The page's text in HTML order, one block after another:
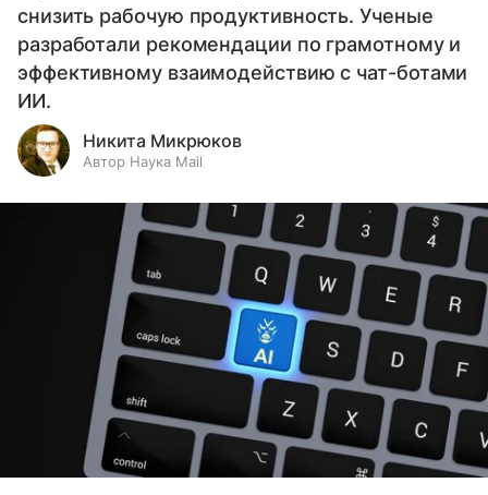
снизить рабочую продуктивность. Ученые
разработали рекомендации по грамотному и
эффективному взаимодействию с чат-ботами
ИИ.
Никита Микрюков
Автор Наука Mail